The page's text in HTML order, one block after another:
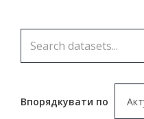
Впорядкувати по